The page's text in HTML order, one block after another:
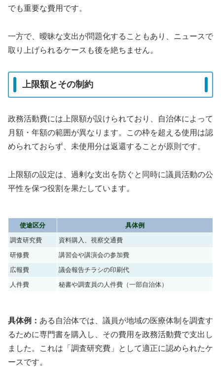
でも重要な費用です。
一方で、曖昧な支出が問題化することもあり、ニュースで
取り上げられるケースも後を絶ちません。
上限額とその制約
政務活動費には上限額が設けられており、自治体によって
月額・年額の範囲が異なります。この枠を超える使用は認
められておらず、未使用分は返還することが原則です。
上限額の設定は、過剰な支出を防ぐと同時に議員活動の公
平性を保つ役割を果たしています。
使途区分
具体例
調査研究費
資料購入、視察交通費
研修費
講習会や講演会の参加費
広報費
議会報告チラシの印刷代
人件費
秘書や調査員の人件費（一部自治体）
具体例： ある自治体では、議員が地域の医療体制を調査す
るために専門書を購入し、その費用を政務活動費で支出し
ました。これは「調査研究費」として適正に認められたケ
ースです。